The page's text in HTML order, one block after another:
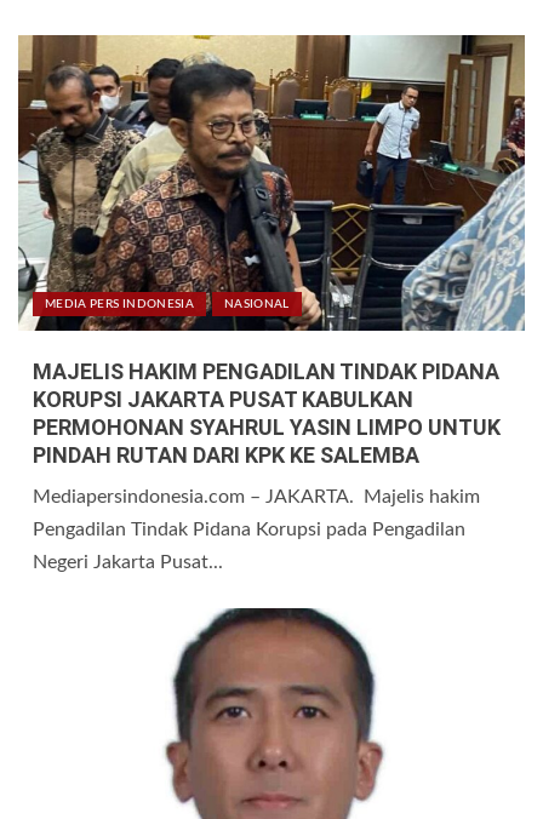
MEDIA PERS INDONESIA NASIONAL
MAJELIS HAKIM PENGADILAN TINDAK PIDANA
KORUPSI JAKARTA PUSAT KABULKAN
PERMOHONAN SYAHRUL YASIN LIMPO UNTUK
PINDAH RUTAN DARI KPK KE SALEMBA
Mediapersindonesia.com – JAKARTA. Majelis hakim
Pengadilan Tindak Pidana Korupsi pada Pengadilan
Negeri Jakarta Pusat...